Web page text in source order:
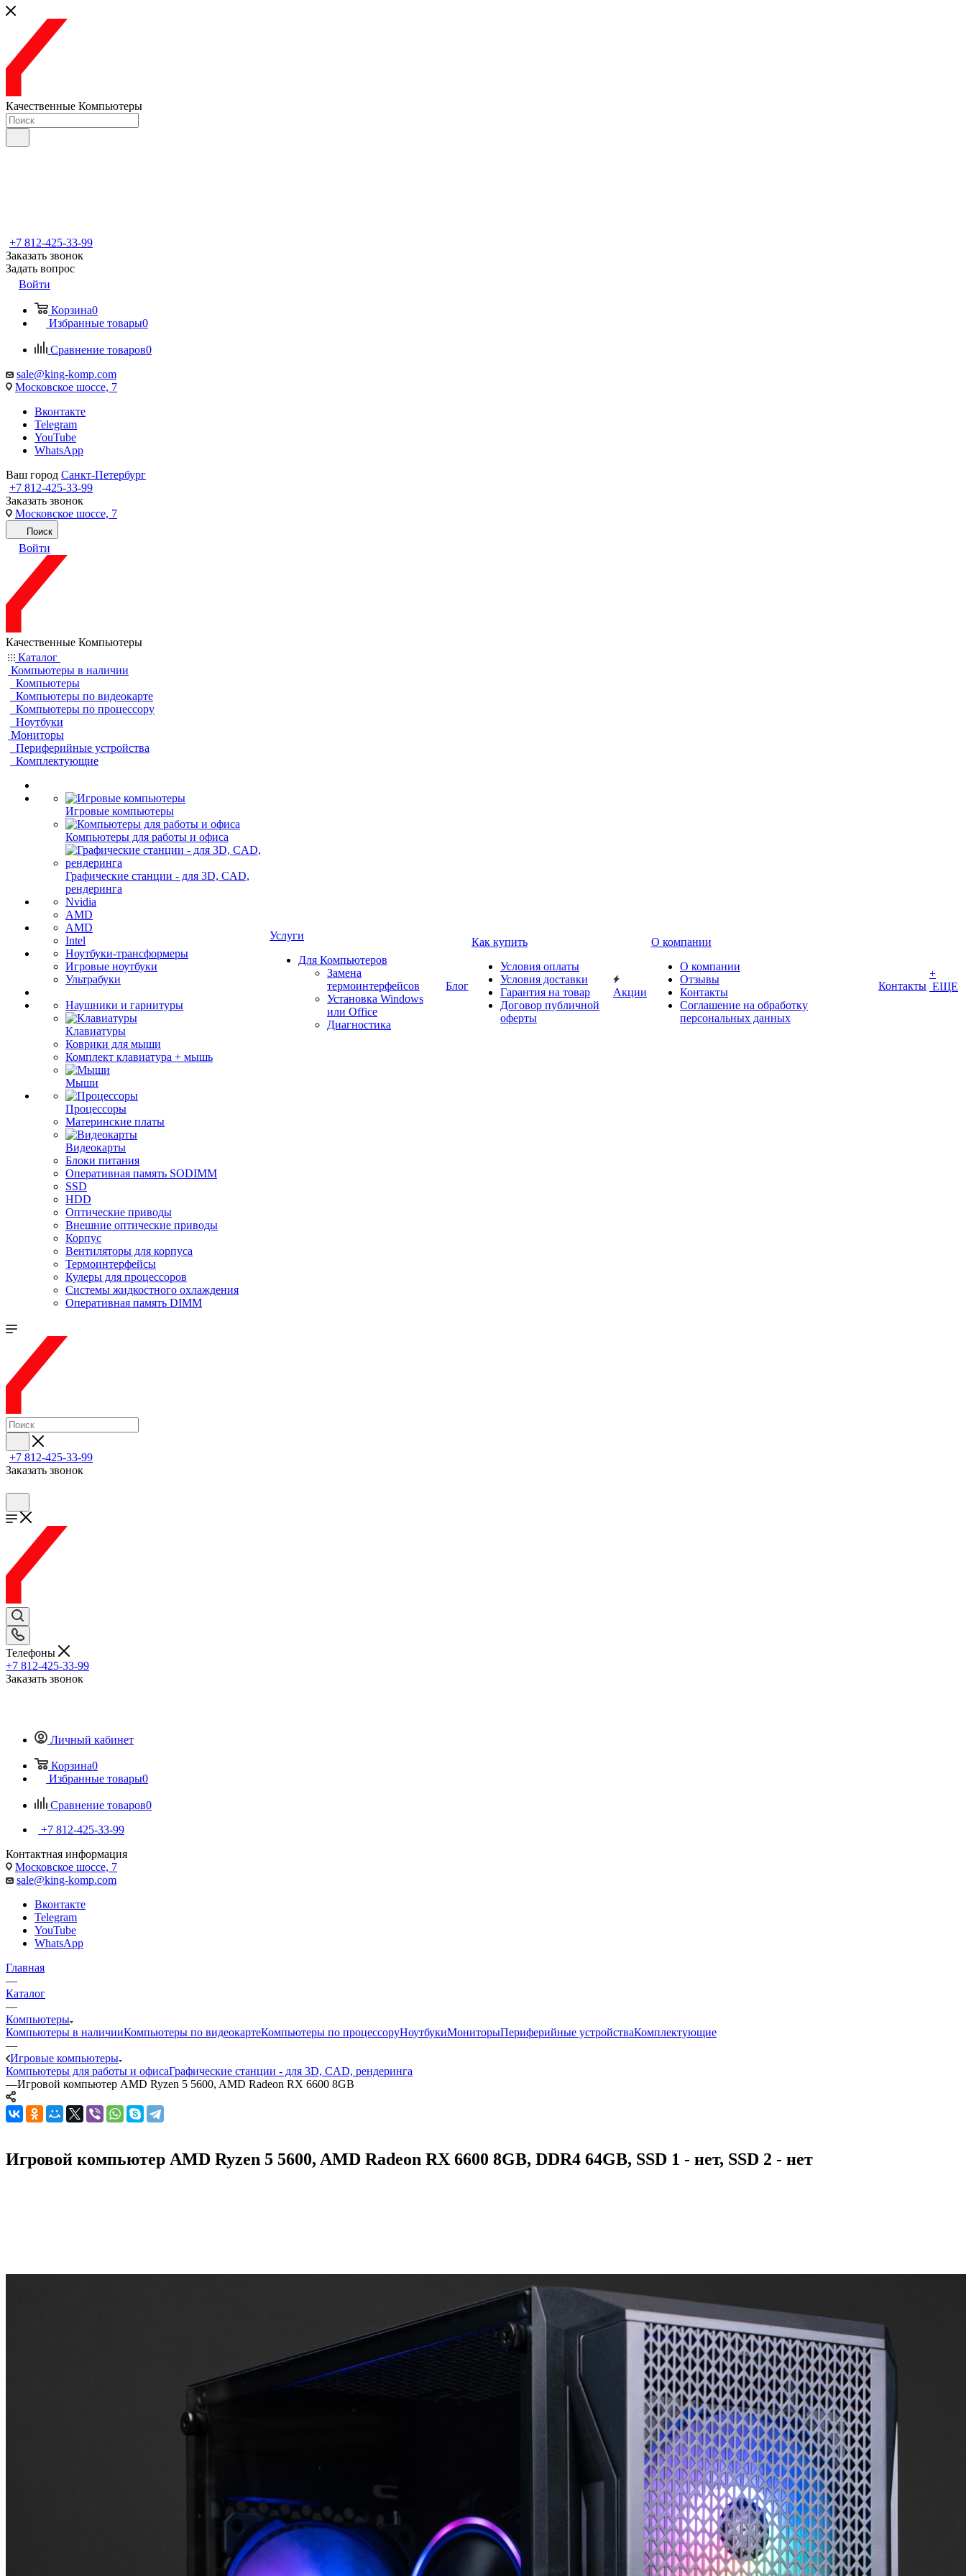
Качественные Компьютеры
+7 812-425-33-99
Заказать звонок
Задать вопрос
Войти
Корзина0
Избранные товары0
Сравнение товаров0
sale@king-komp.com
Московское шоссе, 7
Вконтакте
Telegram
YouTube
WhatsApp
Ваш город Санкт-Петербург
+7 812-425-33-99
Заказать звонок
Московское шоссе, 7
Поиск
Войти
Качественные Компьютеры
Каталог
Компьютеры в наличии
Компьютеры
Компьютеры по видеокарте
Компьютеры по процессору
Ноутбуки
Мониторы
Периферийные устройства
Комплектующие
Игровые компьютеры
Компьютеры для работы и офиса
Графические станции - для 3D, CAD,
рендеринга
Nvidia
AMD
AMD
Intel
Ноутбуки-трансформеры
Игровые ноутбуки
Ультрабуки
Наушники и гарнитуры
Клавиатуры
Коврики для мыши
Комплект клавиатура + мышь
Мыши
Процессоры
Материнские платы
Видеокарты
Блоки питания
Оперативная память SODIMM
SSD
HDD
Оптические приводы
Внешние оптические приводы
Корпус
Вентиляторы для корпуса
Термоинтерфейсы
Кулеры для процессоров
Системы жидкостного охлаждения
Оперативная память DIMM
Услуги
Для Компьютеров
Замена
термоинтерфейсов
Установка Windows
или Office
Диагностика
Блог
Как купить
Условия оплаты
Условия доставки
Гарантия на товар
Договор публичной
оферты
Акции
О компании
О компании
Отзывы
Контакты
Соглашение на обработку
персональных данных
Контакты
+
ЕЩЕ
+7 812-425-33-99
Заказать звонок
Телефоны
+7 812-425-33-99
Заказать звонок
Личный кабинет
Корзина0
Избранные товары0
Сравнение товаров0
+7 812-425-33-99
Контактная информация
Московское шоссе, 7
sale@king-komp.com
Вконтакте
Telegram
YouTube
WhatsApp
Главная
—
Каталог
—
Компьютеры
Компьютеры в наличииКомпьютеры по видеокартеКомпьютеры по процессоруНоутбукиМониторыПериферийные устройстваКомплектующие
—
Игровые компьютеры
Компьютеры для работы и офисаГрафические станции - для 3D, CAD, рендеринга
—Игровой компьютер AMD Ryzen 5 5600, AMD Radeon RX 6600 8GB
Игровой компьютер AMD Ryzen 5 5600, AMD Radeon RX 6600 8GB, DDR4 64GB, SSD 1 - нет, SSD 2 - нет